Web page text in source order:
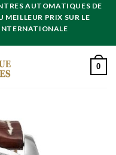
AUTOMATIQUES DE
MEILLEUR PRIX SUR LE
0